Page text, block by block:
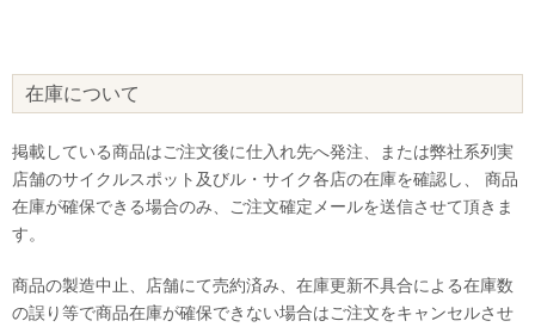
在庫について
掲載している商品はご注文後に仕入れ先へ発注、または弊社系列実
店舗のサイクルスポット及びル・サイク各店の在庫を確認し、 商品
在庫が確保できる場合のみ、ご注文確定メールを送信させて頂きま
す。
商品の製造中止、店舗にて売約済み、在庫更新不具合による在庫数
の誤り等で商品在庫が確保できない場合はご注文をキャンセルさせ